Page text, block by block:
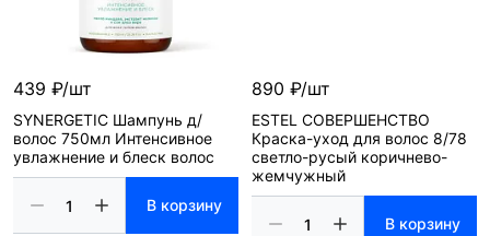
439 ₽/шт
SYNERGETIC Шампунь д/
волос 750мл Интенсивное
увлажнение и блеск волос
В корзину
890 ₽/шт
ESTEL СОВЕРШЕНСТВО
Краска-уход для волос 8/78
светло-русый коричнево-
жемчужный
В корзину